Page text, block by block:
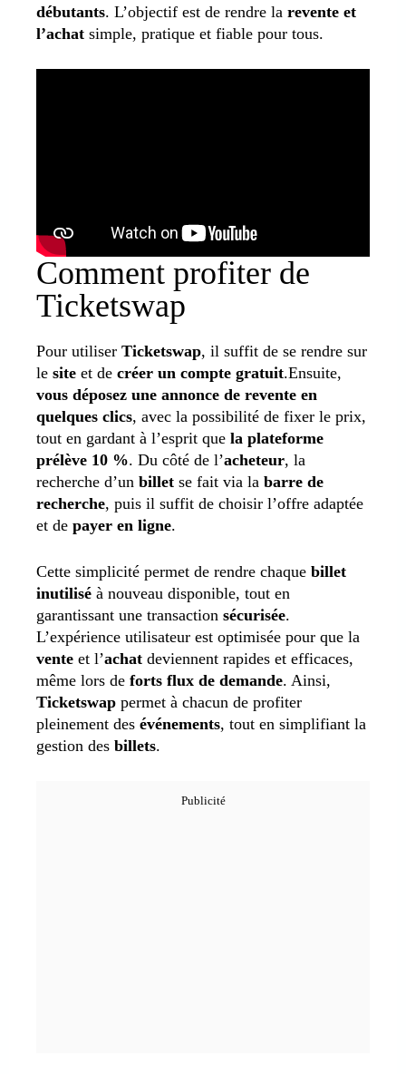
débutants. L’objectif est de rendre la revente et
l’achat simple, pratique et fiable pour tous.
Comment profiter de
Ticketswap
Pour utiliser Ticketswap, il suffit de se rendre sur
le site et de créer un compte gratuit.Ensuite,
vous déposez une annonce de revente en
quelques clics, avec la possibilité de fixer le prix,
tout en gardant à l’esprit que la plateforme
prélève 10 %. Du côté de l’acheteur, la
recherche d’un billet se fait via la barre de
recherche, puis il suffit de choisir l’offre adaptée
et de payer en ligne.
Cette simplicité permet de rendre chaque billet
inutilisé à nouveau disponible, tout en
garantissant une transaction sécurisée.
L’expérience utilisateur est optimisée pour que la
vente et l’achat deviennent rapides et efficaces,
même lors de forts flux de demande. Ainsi,
Ticketswap permet à chacun de profiter
pleinement des événements, tout en simplifiant la
gestion des billets.